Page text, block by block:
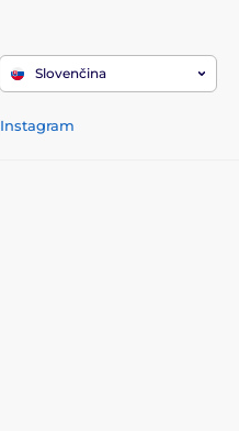
Slovenčina
Instagram